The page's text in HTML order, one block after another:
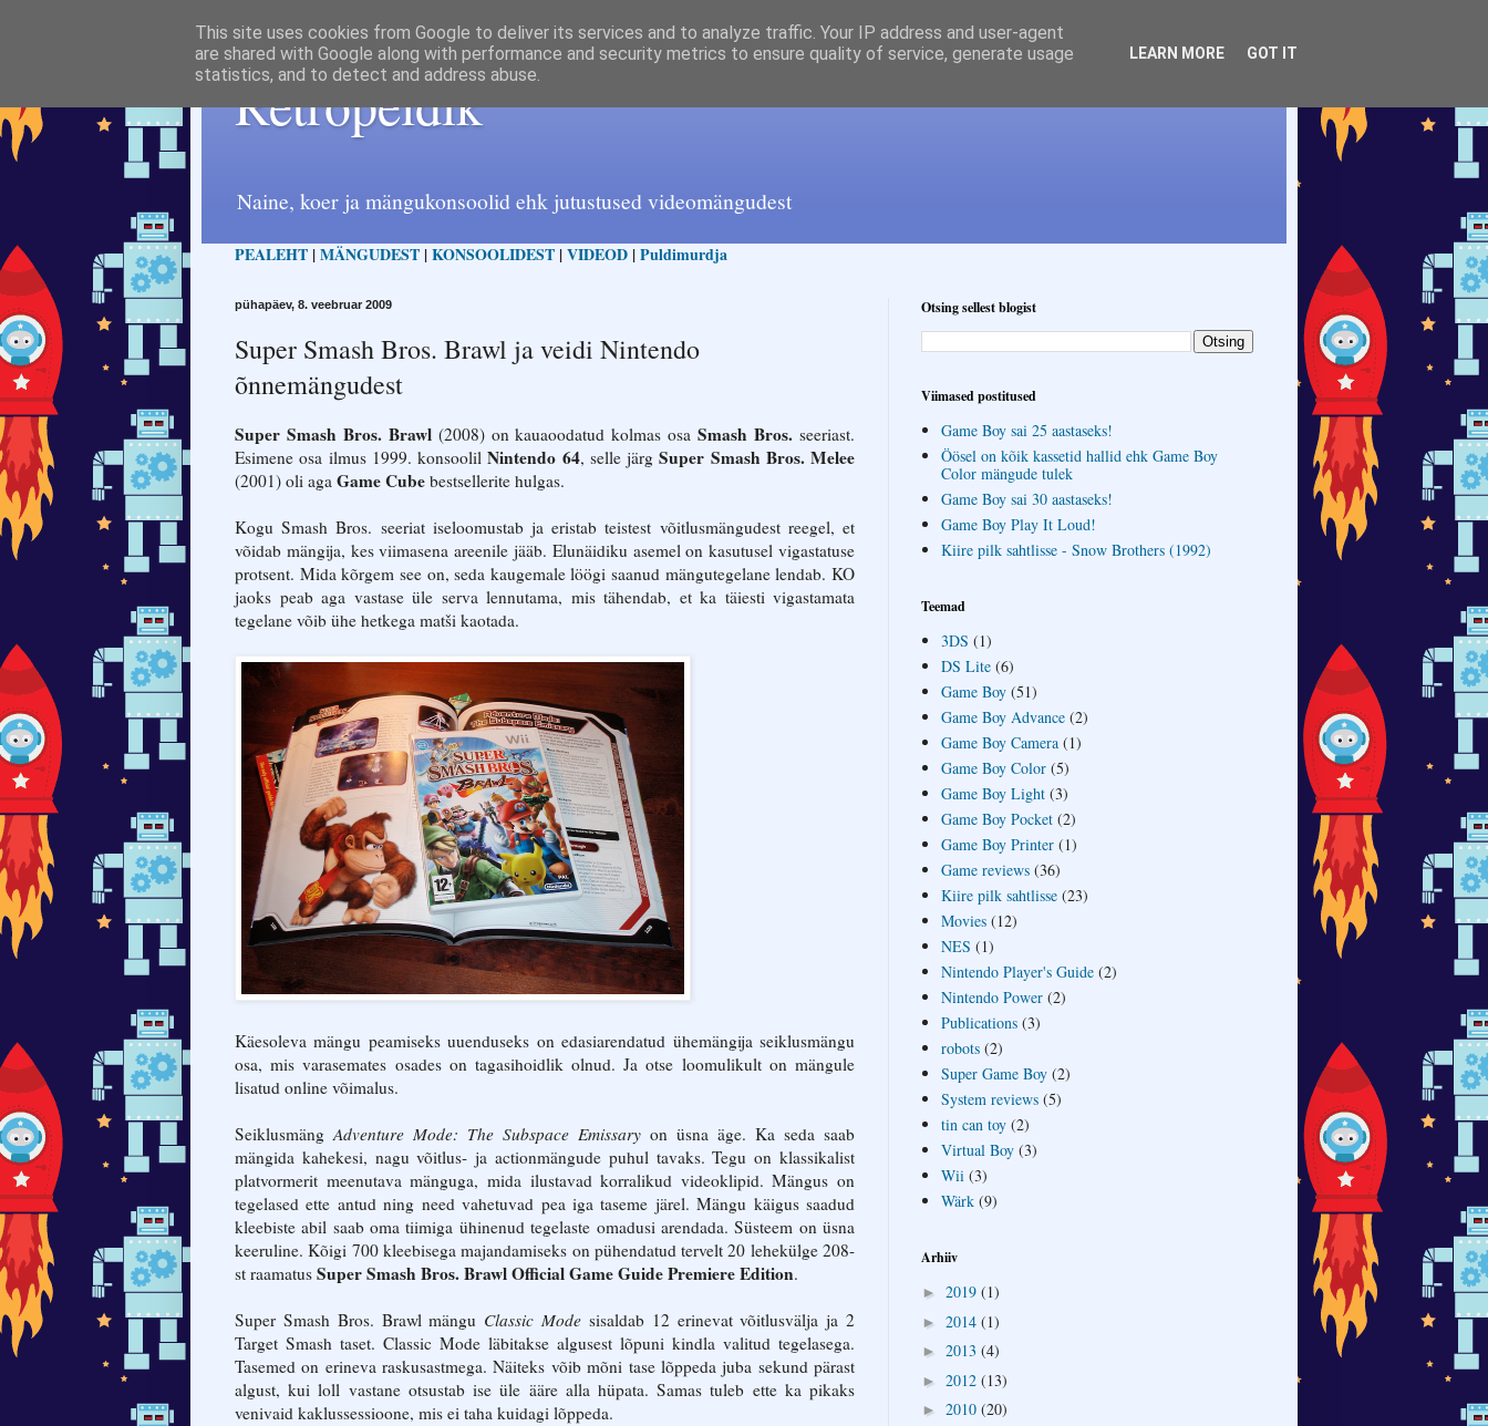
Retropeldik
Naine, koer ja mängukonsoolid ehk jutustused videomängudest
PEALEHT |MÄNGUDEST |KONSOOLIDEST |VIDEOD |Puldimurdja
pühapäev, 8. veebruar 2009
Super Smash Bros. Brawl ja veidi Nintendo
õnnemängudest
Super Smash Bros. Brawl(2008) on kauaoodatud kolmas osaSmash Bros. seeriast.
Esimene osa ilmus 1999. konsoolilNintendo 64, selle järgSuper Smash Bros. Melee
(2001) oli aga Game Cube bestsellerite hulgas.
Kogu Smash Bros. seeriat iseloomustab ja eristab teistest võitlusmängudest reegel, et
võidab mängija, kes viimasena areenile jääb. Elunäidiku asemel on kasutusel vigastatuse
protsent. Mida kõrgem see on, seda kaugemale löögi saanud mängutegelane lendab. KO
jaoks peab aga vastase üle serva lennutama, mis tähendab, et ka täiesti vigastamata
tegelane võib ühe hetkega matši kaotada.
Käesoleva mängu peamiseks uuenduseks on edasiarendatud ühemängija seiklusmängu
osa, mis varasemates osades on tagasihoidlik olnud. Ja otse loomulikult on mängule
lisatud online võimalus.
Seiklusmäng Adventure Mode: The Subspace Emissary on üsna äge. Ka seda saab
mängida kahekesi, nagu võitlus- ja actionmängude puhul tavaks. Tegu on klassikalist
platvormerit meenutava mänguga, mida ilustavad korralikud videoklipid. Mängus on
tegelased ette antud ning need vahetuvad pea iga taseme järel. Mängu käigus saadud
kleebiste abil saab oma tiimiga ühinenud tegelaste omadusi arendada. Süsteem on üsna
keeruline. Kõigi 700 kleebisega majandamiseks on pühendatud tervelt 20 lehekülge 208-
st raamatus Super Smash Bros. Brawl Official Game Guide Premiere Edition.
Super Smash Bros. Brawl mängu Classic Mode sisaldab 12 erinevat võitlusvälja ja 2
Target Smash taset. Classic Mode läbitakse algusest lõpuni kindla valitud tegelasega.
Tasemed on erineva raskusastmega. Näiteks võib mõni tase lõppeda juba sekund pärast
algust, kui loll vastane otsustab ise üle ääre alla hüpata. Samas tuleb ette ka pikaks
venivaid kaklussessioone, mis ei taha kuidagi lõppeda.
Otsing sellest blogist
Viimased postitused
Game Boy sai 25 aastaseks!
Öösel on kõik kassetid hallid ehk Game Boy
Color mängude tulek
Game Boy sai 30 aastaseks!
Game Boy Play It Loud!
Kiire pilk sahtlisse - Snow Brothers (1992)
Teemad
3DS (1)
DS Lite (6)
Game Boy (51)
Game Boy Advance (2)
Game Boy Camera (1)
Game Boy Color (5)
Game Boy Light (3)
Game Boy Pocket (2)
Game Boy Printer (1)
Game reviews (36)
Kiire pilk sahtlisse (23)
Movies (12)
NES (1)
Nintendo Player's Guide (2)
Nintendo Power (2)
Publications (3)
robots (2)
Super Game Boy (2)
System reviews (5)
tin can toy (2)
Virtual Boy (3)
Wii (3)
Wärk (9)
Arhiiv
► 2019 (1)
► 2014 (1)
► 2013 (4)
► 2012 (13)
► 2010 (20)
This site uses cookies from Google to deliver its services and to analyze traffic. Your IP address and user-agent
are shared with Google along with performance and security metrics to ensure quality of service, generate usage
statistics, and to detect and address abuse.
LEARN MORE GOT IT